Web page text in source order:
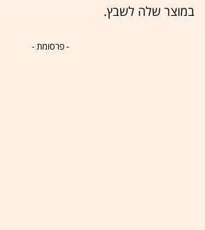
במוצר שלה לשבץ.
- פרסומת -